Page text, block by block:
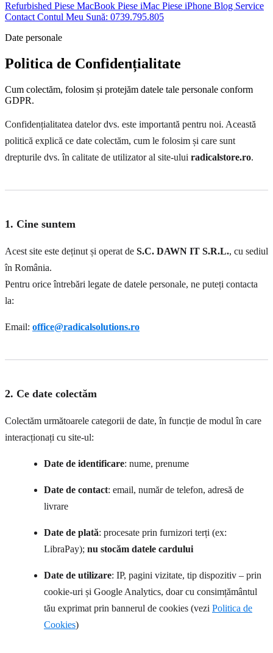
Refurbished Piese MacBook Piese iMac Piese iPhone Blog Service
Contact Contul Meu Sună: 0739.795.805
Date personale
Politica de Confidențialitate
Cum colectăm, folosim și protejăm datele tale personale conform
GDPR.
Confidențialitatea datelor dvs. este importantă pentru noi. Această
politică explică ce date colectăm, cum le folosim și care sunt
drepturile dvs. în calitate de utilizator al site-ului radicalstore.ro.
1. Cine suntem
Acest site este deținut și operat de S.C. DAWN IT S.R.L., cu sediul
în România.
Pentru orice întrebări legate de datele personale, ne puteți contacta
la:
Email: office@radicalsolutions.ro
2. Ce date colectăm
Colectăm următoarele categorii de date, în funcție de modul în care
interacționați cu site-ul:
Date de identificare: nume, prenume
Date de contact: email, număr de telefon, adresă de
livrare
Date de plată: procesate prin furnizori terți (ex:
LibraPay); nu stocăm datele cardului
Date de utilizare: IP, pagini vizitate, tip dispozitiv – prin
cookie-uri și Google Analytics, doar cu consimțământul
tău exprimat prin bannerul de cookies (vezi Politica de
Cookies)